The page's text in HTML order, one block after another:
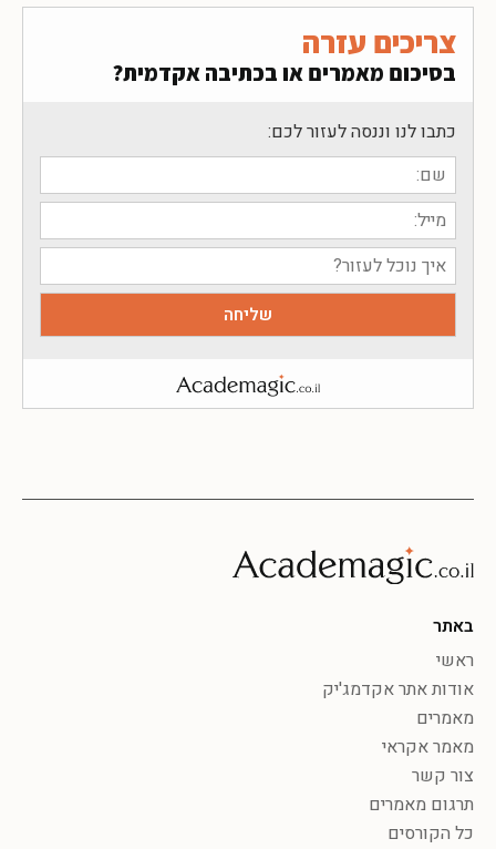
צריכים עזרה
בסיכום מאמרים או בכתיבה אקדמית?
כתבו לנו וננסה לעזור לכם:
באתר
ראשי
אודות אתר אקדמג'יק
מאמרים
מאמר אקראי
צור קשר
תרגום מאמרים
כל הקורסים